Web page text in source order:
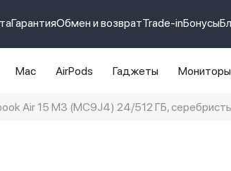
ГарантияОбмен и возвратTrade-inБонусы
Mac AirPods Гаджеты Мониторы
Air 15 M3 (MC9J4) 24/512 ГБ,